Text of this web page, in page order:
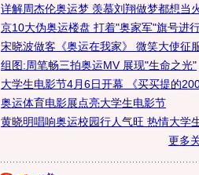
详解周杰伦奥运梦 羡慕刘翔做梦都想当
京10大伪奥运楼盘 打着"奥家军"旗号进
宋晓波做客《奥运在我家》 微笑大使征服
组图:周笔畅三拍奥运MV 展现"生命之光"
大学生电影节4月6日开幕 《买买提的
奥运体育电影展点亮大学生电影节
黄晓明唱响奥运校园行人气旺 热情大学生
更多